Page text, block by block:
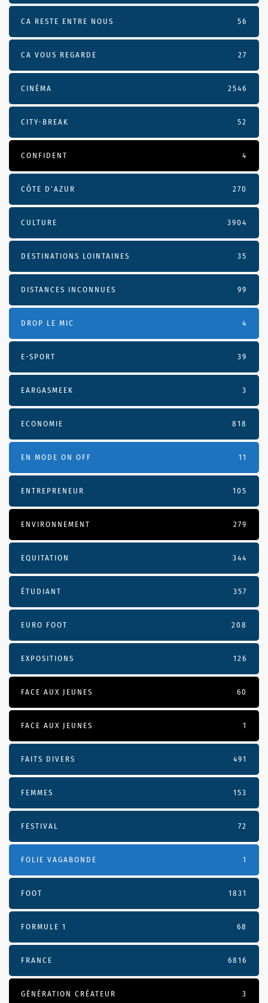
CA RESTE ENTRE NOUS 56
CA VOUS REGARDE 27
CINÉMA 2546
CITY-BREAK 52
CONFIDENT 4
CÔTE D’AZUR 270
CULTURE 3904
DESTINATIONS LOINTAINES 35
DISTANCES INCONNUES 99
DROP LE MIC 4
E-SPORT 39
EARGASMEEK 3
ECONOMIE 818
EN MODE ON OFF 11
ENTREPRENEUR 105
ENVIRONNEMENT 279
EQUITATION 344
ÉTUDIANT 357
EURO FOOT 208
EXPOSITIONS 126
FACE AUX JEUNES 60
FACE AUX JEUNES 1
FAITS DIVERS 491
FEMMES 153
FESTIVAL 72
FOLIE VAGABONDE 1
FOOT 1831
FORMULE 1 68
FRANCE 6816
GÉNÉRATION CRÉATEUR 3